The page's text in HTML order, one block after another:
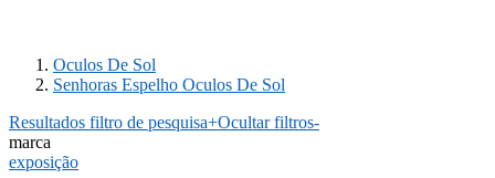
Oculos De Sol
Senhoras Espelho Oculos De Sol
Resultados filtro de pesquisa+Ocultar filtros-
marca
exposição